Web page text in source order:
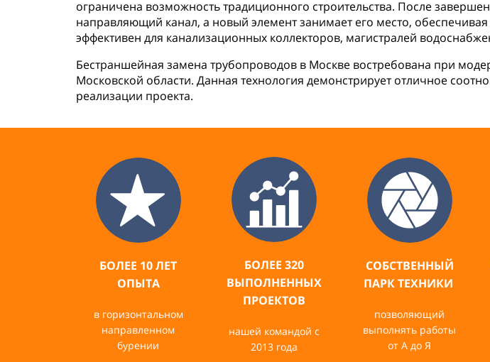
ограничена возможность традиционного строительства. После
направляющий канал, а новый элемент занимает его место,
эффективен для канализационных коллекторов, магистралей
Бестраншейная замена трубопроводов в Москве востребована при
Московской области. Данная технология демонстрирует отличное
реализации проекта.
БОЛЕЕ 10 ЛЕТ
ОПЫТА
в горизонтальном
направленном
бурении
БОЛЕЕ 320
ВЫПОЛНЕННЫХ
ПРОЕКТОВ
нашей командой с
2013 года
СОБСТВЕННЫЙ
ПАРК ТЕХНИКИ
позволяющий
выполнять работы
от А до Я